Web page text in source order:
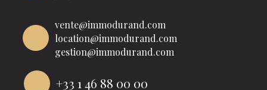
vente@immodurand.com
location@immodurand.com
gestion@immodurand.com
+33 1 46 88 00 00